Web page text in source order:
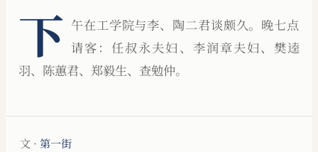
下 午在工学院与李、陶二君谈颇久。晚七点
请客：任叔永夫妇、李润章夫妇、樊逵
羽、陈蕙君、郑毅生、查勉仲。
文 · 第一街